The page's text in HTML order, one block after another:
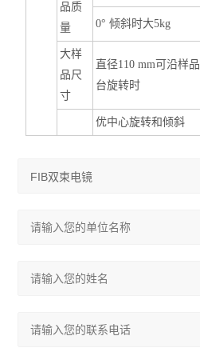
品质
量
0° 倾斜时大5kg
大样
品尺
寸
直径110 mm可沿样品
台旋转时
优中心旋转和倾斜